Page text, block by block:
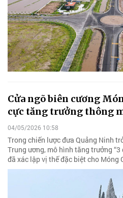
Cửa ngõ biên cương
cực tăng trưởng thông
04/05/2026 10:58
Trong chiến lược đưa Quảng Ninh
Trung ương, mô hình tăng trưởng “3
đã xác lập vị thế đặc biệt cho Móng